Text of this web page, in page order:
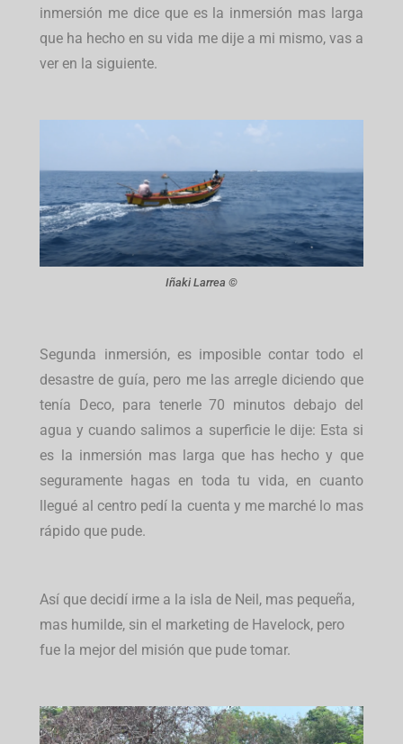
inmersión me dice que es la inmersión mas larga
que ha hecho en su vida me dije a mi mismo, vas a
ver en la siguiente.
Iñaki Larrea ©
Segunda inmersión, es imposible contar todo el
desastre de guía, pero me las arregle diciendo que
tenía Deco, para tenerle 70 minutos debajo del
agua y cuando salimos a superficie le dije: Esta si
es la inmersión mas larga que has hecho y que
seguramente hagas en toda tu vida, en cuanto
llegué al centro pedí la cuenta y me marché lo mas
rápido que pude.
Así que decidí irme a la isla de Neil, mas pequeña,
mas humilde, sin el marketing de Havelock, pero
fue la mejor del misión que pude tomar.